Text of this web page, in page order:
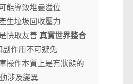
能導致堆疊溢位
生垃圾回收壓力
快取友善 真實世界整合
副作用不可避免
操作本質上是有狀態的
涉及變異